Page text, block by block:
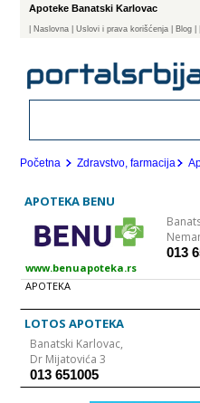
Apoteke Banatski Karlovac
Naslovna | Uslovi i prava korišćenja Blog
Početna Zdravstvo, farmacija
APOTEKA BENU
013
www.benuapoteka.rs
APOTEKA
LOTOS APOTEKA
Banatski Karlovac,
Dr Mijatovića 3
013 651005